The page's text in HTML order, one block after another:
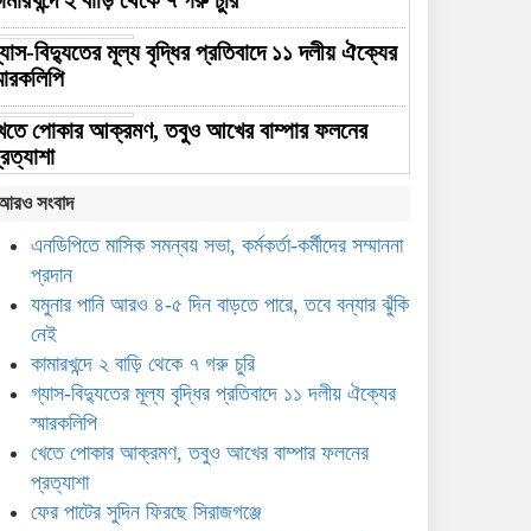
বিদ্যুতের মূল্য বৃদ্ধির প্রতিবাদে ১১ দলীয় ঐক্যের
পোকার আক্রমণ, তবুও আখের বাম্পার ফলনের
পাটের সুদিন ফিরছে সিরাজগঞ্জে
সামাজিক মাধ্যমে ছবি ভাইরাল, দ্রুত উদ্যোগে কাজীপুরে
নির্মিত হলো অস্থায়ী ভাসমান সেতু
এসএসসি-৯৬ ব্যাচের বর্ণাঢ্য বন্ধু
উৎসব
ইকবাল হাসান মাহমুদকে নিয়ে
কটূক্তির প্রতিবাদে সিরাজগঞ্জে
বিক্ষোভ
সংবাদ
এনডিপিতে মাসিক সমন্বয় সভা, কর্মকর্তা-কর্মীদের সম্মাননা
প্রদান
যমুনার পানি আরও ৪-৫ দিন বাড়তে পারে, তবে বন্যার ঝুঁকি
নেই
কামারখন্দে ২ বাড়ি থেকে ৭ গরু চুরি
গ্যাস-বিদ্যুতের মূল্য বৃদ্ধির প্রতিবাদে ১১ দলীয় ঐক্যের
স্মারকলিপি
খেতে পোকার আক্রমণ, তবুও আখের বাম্পার ফলনের
প্রত্যাশা
ফের পাটের সুদিন ফিরছে সিরাজগঞ্জে